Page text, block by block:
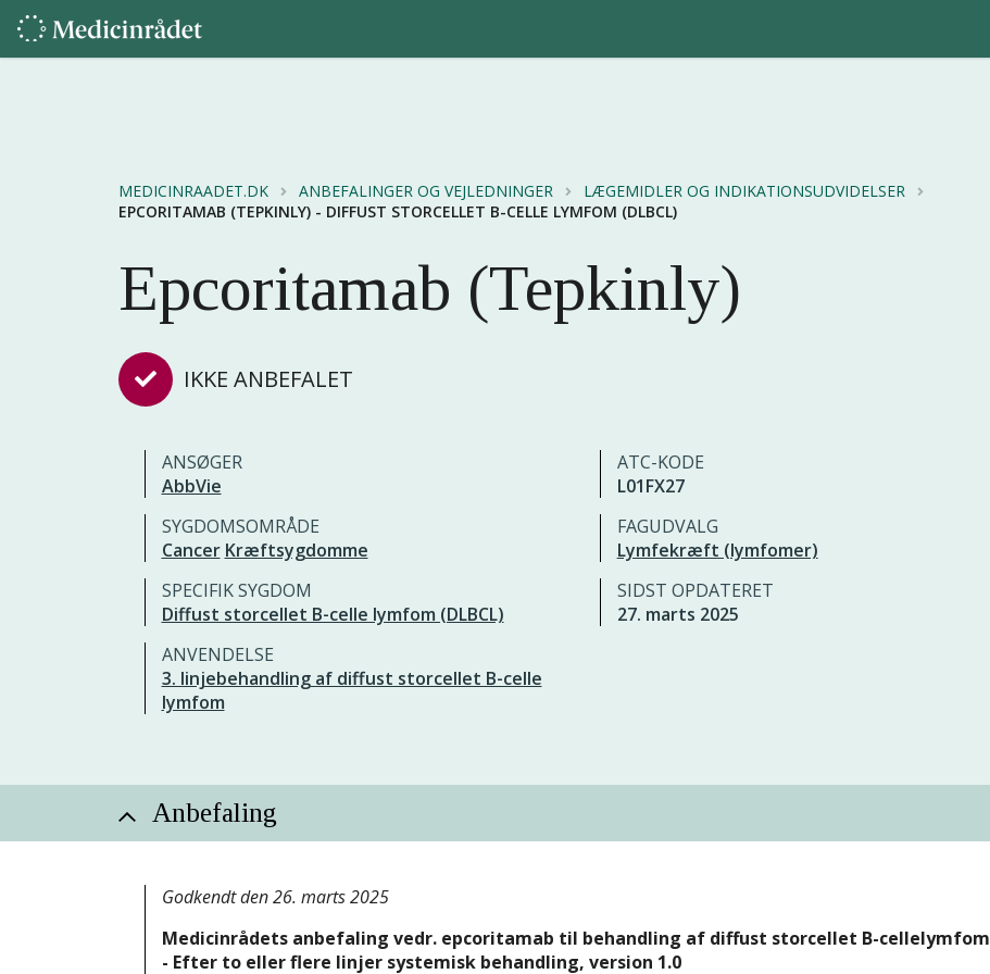
MEDICINRAADET.DK ANBEFALINGER OG VEJLEDNINGER
LÆGEMIDLER OG INDIKATIONSUDVIDELSER
EPCORITAMAB (TEPKINLY) - DIFFUST STORCELLET B-CELLE LYMFOM (DLBCL)
Epcoritamab (Tepkinly)
IKKE ANBEFALET
ANSØGER
AbbVie
ATC-KODE
L01FX27
SYGDOMSOMRÅDE
Cancer Kræftsygdomme
FAGUDVALG
Lymfekræft (lymfomer)
SPECIFIK SYGDOM
Diffust storcellet B-celle lymfom (DLBCL)
SIDST OPDATERET
27. marts 2025
ANVENDELSE
3. linjebehandling af diffust storcellet B-celle
lymfom
Anbefaling
Godkendt den 26. marts 2025
Medicinrådets anbefaling vedr. epcoritamab til behandling af diffust storcellet B-cellelymfom
- Efter to eller flere linjer systemisk behandling, version 1.0